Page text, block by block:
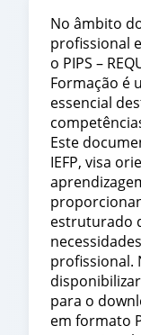
No âmbito
profissional
o PIPS –
Formação é
essencial
Este
IEFP, visa
estruturado
profissional.
para o
em formato